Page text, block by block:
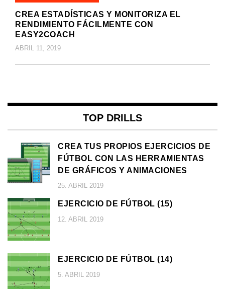
CREA ESTADÍSTICAS Y MONITORIZA EL
RENDIMIENTO FÁCILMENTE CON
EASY2COACH
ABRIL 11, 2019
TOP DRILLS
CREA TUS PROPIOS EJERCICIOS DE
FÚTBOL CON LAS HERRAMIENTAS
DE GRÁFICOS Y ANIMACIONES
25. ABRIL 2019
EJERCICIO DE FÚTBOL (15)
12. ABRIL 2019
EJERCICIO DE FÚTBOL (14)
5. ABRIL 2019